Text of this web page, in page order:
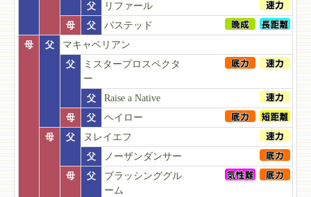
父
リファール
母
父
バステッド
母
父
マキャベリアン
父
ミスタープロスペクタ
ー
父
Raise a Native
母
父
ヘイロー
母
父
ヌレイエフ
父
ノーザンダンサー
母
父
ブラッシンググル
ーム